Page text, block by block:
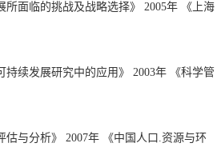
所面临的挑战及战略选择》 2005年 《上海
持续发展研究中的应用》 2003年 《科学管
估与分析》 2007年 《中国人口.资源与环